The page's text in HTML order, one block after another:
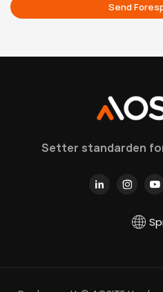
Send
Setter standarden